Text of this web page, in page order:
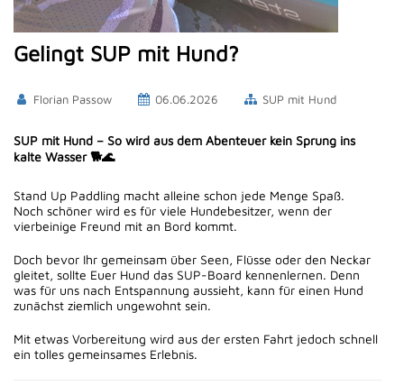
Gelingt SUP mit Hund?
Florian Passow 06.06.2026 SUP mit Hund
SUP mit Hund – So wird aus dem Abenteuer kein Sprung ins
kalte Wasser 🐕🌊
Stand Up Paddling macht alleine schon jede Menge Spaß.
Noch schöner wird es für viele Hundebesitzer, wenn der
vierbeinige Freund mit an Bord kommt.
Doch bevor Ihr gemeinsam über Seen, Flüsse oder den Neckar
gleitet, sollte Euer Hund das SUP-Board kennenlernen. Denn
was für uns nach Entspannung aussieht, kann für einen Hund
zunächst ziemlich ungewohnt sein.
Mit etwas Vorbereitung wird aus der ersten Fahrt jedoch schnell
ein tolles gemeinsames Erlebnis.